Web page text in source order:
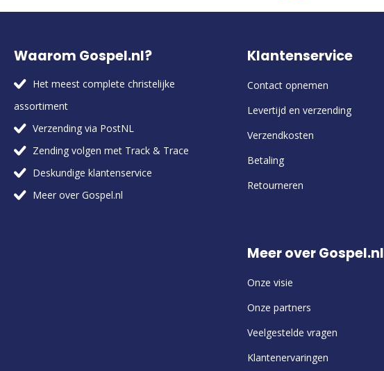
Waarom Gospel.nl?
Het meest complete christelijke
assortiment
Verzending via PostNL
Zending volgen met Track & Trace
Deskundige klantenservice
Meer over Gospel.nl
Klantenservice
Contact opnemen
Levertijd en verzending
Verzendkosten
Betaling
Retourneren
Meer over Gospel.nl
Onze visie
Onze partners
Veelgestelde vragen
Klantenervaringen